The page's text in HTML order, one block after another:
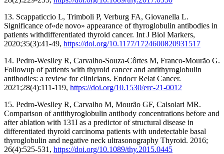
13. Scappaticcio L, Trimboli P, Verburg FA, Giovanella L.
Significance of«de novo» appearance of thyroglobulin antibodies in
patients withdifferentiated thyroid cancer. Int J Biol Markers,
2020;35(3):41-49, https://doi.org/10.1177/1724600820931517
14. Pedro-Weslley R, Carvalho-Souza-Côrtes M, Franco-Mourão G.
Followup of patients with thyroid cancer and antithyroglobulin
antibodies: a review for clinicians. Endocr Relat Cancer.
2021;28(4):111-119, https://doi.org/10.1530/erc-21-0012
15. Pedro-Weslley R, Carvalho M, Mourão GF, Calsolari MR.
Comparison of antithyroglobulin antibody concentrations before and
after ablation with 131I as a predictor of structural disease in
differentiated thyroid carcinoma patients with undetectable basal
thyroglobulin and negative neck ultrasonography Thyroid. 2016;
26(4):525-531, https://doi.org/10.1089/thy.2015.0445